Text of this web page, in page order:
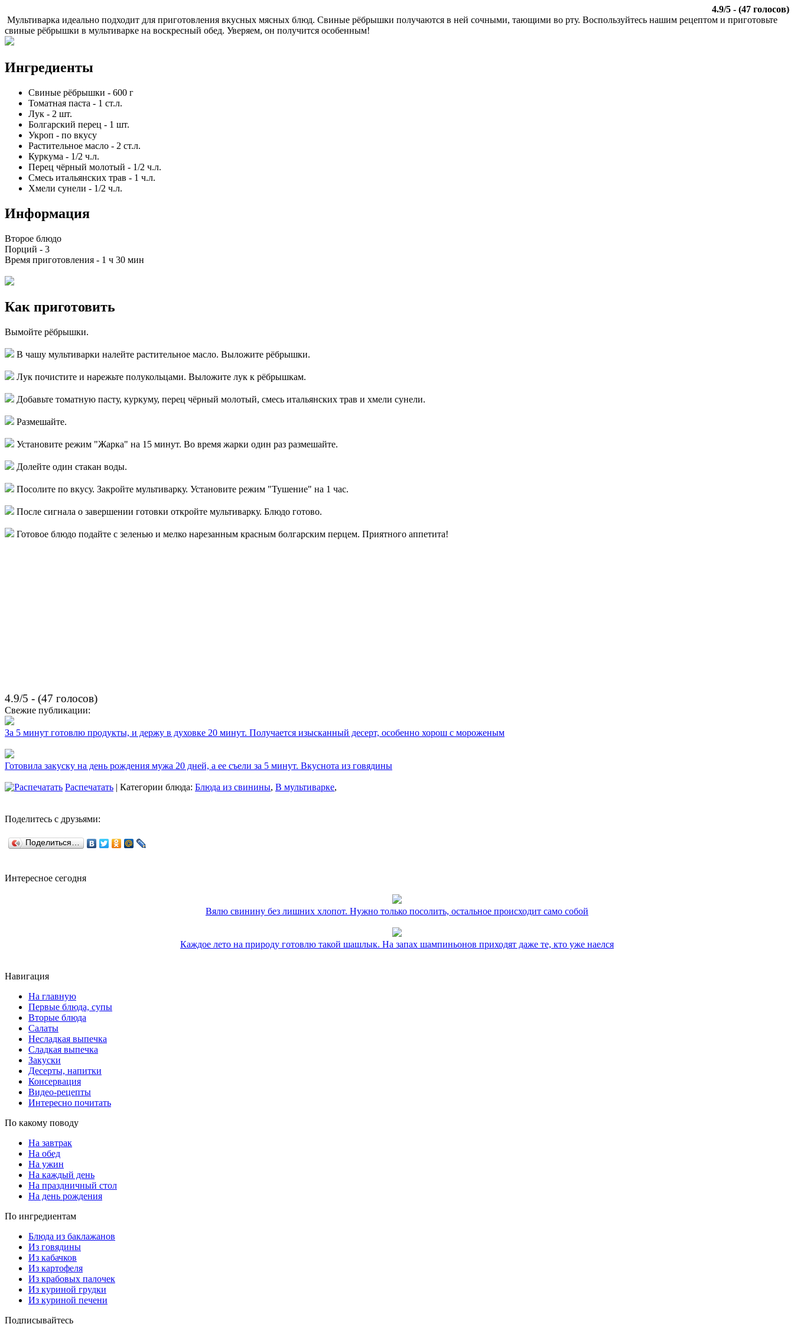
4.9/5 - (47 голосов)
Мультиварка идеально подходит для приготовления вкусных мясных блюд. Свиные рёбрышки получаются в ней сочными, тающими во рту. Воспользуйтесь нашим рецептом и приготовьте
свиные рёбрышки в мультиварке на воскресный обед. Уверяем, он получится особенным!
Ингредиенты
Свиные рёбрышки - 600 г
Томатная паста - 1 ст.л.
Лук - 2 шт.
Болгарский перец - 1 шт.
Укроп - по вкусу
Растительное масло - 2 ст.л.
Куркума - 1/2 ч.л.
Перец чёрный молотый - 1/2 ч.л.
Смесь итальянских трав - 1 ч.л.
Хмели сунели - 1/2 ч.л.
Информация
Второе блюдо
Порций - 3
Время приготовления - 1 ч 30 мин
Как приготовить
Вымойте рёбрышки.
В чашу мультиварки налейте растительное масло. Выложите рёбрышки.
Лук почистите и нарежьте полукольцами. Выложите лук к рёбрышкам.
Добавьте томатную пасту, куркуму, перец чёрный молотый, смесь итальянских трав и хмели сунели.
Размешайте.
Установите режим "Жарка" на 15 минут. Во время жарки один раз размешайте.
Долейте один стакан воды.
Посолите по вкусу. Закройте мультиварку. Установите режим "Тушение" на 1 час.
После сигнала о завершении готовки откройте мультиварку. Блюдо готово.
Готовое блюдо подайте с зеленью и мелко нарезанным красным болгарским перцем. Приятного аппетита!
4.9/5 - (47 голосов)
Свежие публикации:
За 5 минут готовлю продукты, и держу в духовке 20 минут. Получается изысканный десерт, особенно хорош с мороженым
Готовила закуску на день рождения мужа 20 дней, а ее съели за 5 минут. Вкуснота из говядины
Распечатать | Категории блюда: Блюда из свинины, В мультиварке,
Поделитесь с друзьями:
Поделиться…
Интересное сегодня
Вялю свинину без лишних хлопот. Нужно только посолить, остальное происходит само собой
Каждое лето на природу готовлю такой шашлык. На запах шампиньонов приходят даже те, кто уже наелся
Навигация
На главную
Первые блюда, супы
Вторые блюда
Салаты
Несладкая выпечка
Сладкая выпечка
Закуски
Десерты, напитки
Консервация
Видео-рецепты
Интересно почитать
По какому поводу
На завтрак
На обед
На ужин
На каждый день
На праздничный стол
На день рождения
По ингредиентам
Блюда из баклажанов
Из говядины
Из кабачков
Из картофеля
Из крабовых палочек
Из куриной грудки
Из куриной печени
Подписывайтесь